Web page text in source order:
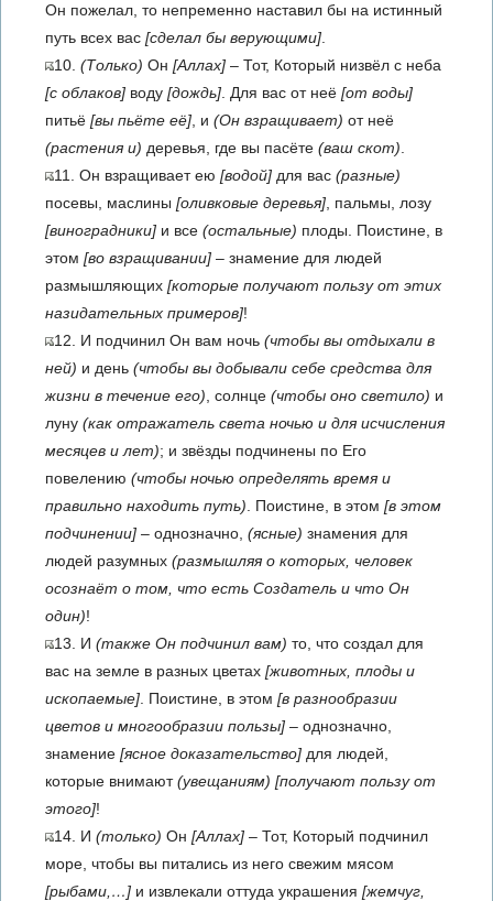
Он пожелал, то непременно наставил бы на истинный
путь всех вас [сделал бы верующими]
10. (Только) Он [Аллах] – Тот, Который низвёл с неба
[с облаков] воду [дождь] . Для вас от неё [от воды]
питьё [вы пьёте её] , и (Он взращивает) от неё
(растения и) деревья, где вы пасёте (ваш скот)
11. Он взращивает ею [водой] для вас (разные)
посевы, маслины [оливковые деревья] , пальмы, лозу
[виноградники] и все (остальные) плоды. Поистине, в
этом [во взращивании] – знамение для людей
размышляющих [которые получают пользу от этих
назидательных примеров]!
12. И подчинил Он вам ночь (чтобы вы отдыхали в
ней) и день (чтобы вы добывали себе средства для
жизни в течение его) , солнце (чтобы оно светило) и
луну (как отражатель света ночью и для исчисления
месяцев и лет); и звёзды подчинены по Его
повелению (чтобы ночью определять время и
правильно находить путь) . Поистине, в этом [в этом
подчинении] – однозначно, (ясные) знамения для
людей разумных (размышляя о которых, человек
осознаёт о том, что есть Создатель и что Он
один)!
13. И (также Он подчинил вам) то, что создал для
вас на земле в разных цветах [животных, плоды и
ископаемые] . Поистине, в этом [в разнообразии
цветов и многообразии пользы] – однозначно,
знамение [ясное доказательство] для людей,
которые внимают(увещаниям) [получают пользу от
этого]!
14. И (только) Он [Аллах] – Тот, Который подчинил
море, чтобы вы питались из него свежим мясом
[рыбами,…] и извлекали оттуда украшения [жемчуг,